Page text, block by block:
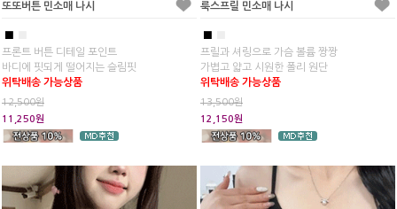
또또버튼 민소매 나시
■
프론트 버튼 디테일 포인트
바디에 핏되게 떨어지는 슬림핏
위탁배송 가능상품
12,500원
11,250원
룩스프릴 민소매 나시
■
프릴과 셔링으로 가슴 볼륨 짱짱
가볍고 얇고 시원한 폴리 원단
위탁배송 가능상품
13,500원
12,150원